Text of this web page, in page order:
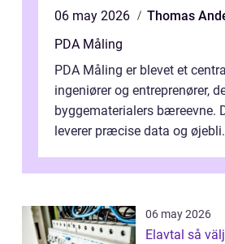
06 may 2026
Thomas
PDA Måling
PDA Måling er blevet et
ingeniører og entreprenører,
byggematerialers bæreevne.
leverer præcise data og
06 may 2026
Elavtal så väljer du rätt avtal för